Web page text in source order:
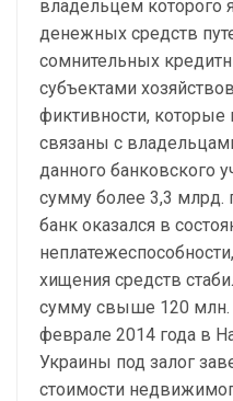
владельцем которого
денежных средств
сомнительных
субъектами
фиктивности,
связаны с
данного банковского
сумму более 3,3 млрд.
банк оказался в
хищения средств
сумму свыше 120 млн.
феврале 2014 года в
Украины под залог
стоимости